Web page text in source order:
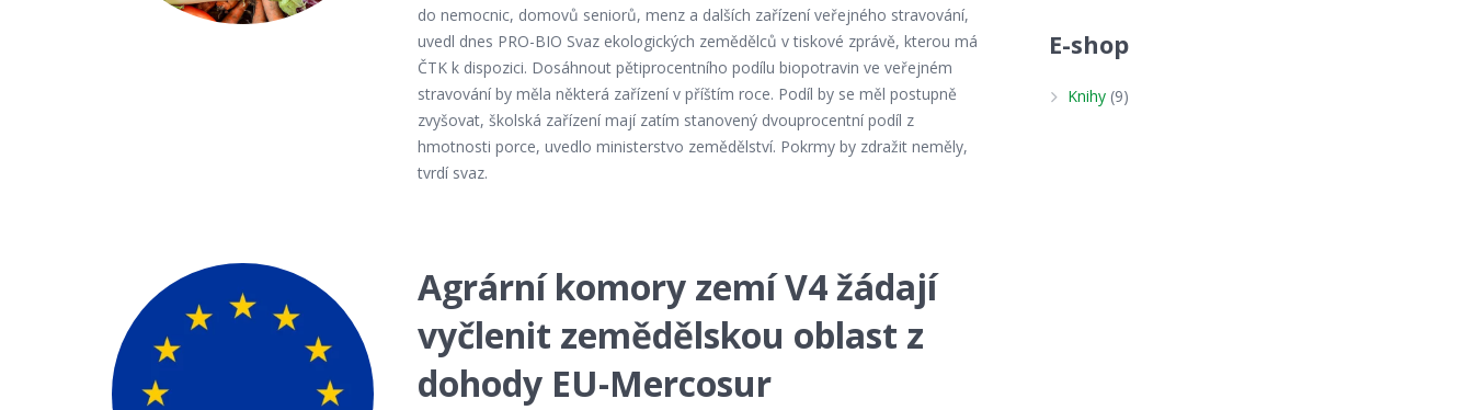
do nemocnic, domovů seniorů, menz a dalších zařízení veřejného stravování,
uvedl dnes PRO-BIO Svaz ekologických zemědělců v tiskové zprávě, kterou má
ČTK k dispozici. Dosáhnout pětiprocentního podílu biopotravin ve veřejném
stravování by měla některá zařízení v příštím roce. Podíl by se měl postupně
zvyšovat, školská zařízení mají zatím stanovený dvouprocentní podíl z
hmotnosti porce, uvedlo ministerstvo zemědělství. Pokrmy by zdražit neměly,
tvrdí svaz.
Agrární komory zemí V4 žádají
vyčlenit zemědělskou oblast z
dohody EU-Mercosur
E-shop
Knihy (9)